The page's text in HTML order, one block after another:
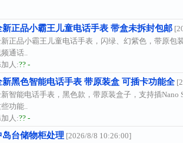
新正品小霸王儿童电话手表 带盒未拆封包邮
正品小霸王儿童电话手表，闪绿、幻紫色，带原包
通话..
人:?? -
新黑色智能电话手表 带原装盒 可插卡功能全
智能电话手表，黑色款，带原装盒子，支持插
功能..
人:?? -
岛台储物柜处理 [2026/8/8 10:26:00]